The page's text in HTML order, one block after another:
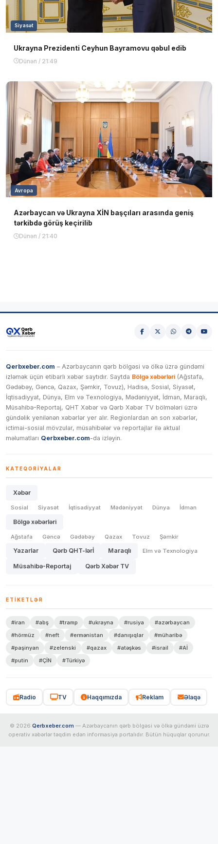
Siyasət
Ukrayna Prezidenti Ceyhun Bayramovu qəbul edib
Dünən / 21:49
Avropa
Azərbaycan və Ukrayna XİN başçıları arasında geniş
tərkibdə görüş keçirilib
Dünən / 21:40
Qerbxeber.com – Azərbaycanın qərb bölgəsi və ölkə üzrə gündəmi
izləmək üçün etibarlı xəbər saytıdır. Saytda Bölgə xəbərləri (Ağstafa,
Gədəbəy, Gəncə, Qazax, Şəmkir, Tovuz), Hadisə, Sosial, Siyasət,
İqtisadiyyat, Dünya, Elm və Texnologiya, Mədəniyyət, İdman, Maraqlı,
Müsahibə-Reportaj, QHT Xəbər və Qərb Xəbər TV bölmələri üzrə
gündəlik yenilənən xəbərlər yer alır. Regionlardan ən son xəbərlər,
ictimai-sosial mövzular, müsahibələr və reportajlar ilə aktual
məlumatları Qerbxeber.com-da izləyin.
KATEQORIYALAR
Xəbər
Sosial Siyasət İqtisadiyyat Mədəniyyət Dünya İdman
Bölgə xəbərləri
Ağstafa Gəncə Gədəbəy Qazax Tovuz Şəmkir
Yazarlar Qərb QHT-lərİ Maraqlı Elm və Texnologiya
Müsahibə-Reportaj Qərb Xəbər TV
ETIKETLƏR
#iran #abş #tramp #ukrayna #rusiya
#azərbaycan
#hörmüz
#neft #ermənistan #danışıqlar
#müharibə
#paşinyan
#zelenski #qazax #atəşkəs #israil
#Aİ
#putin
#ÇİN #Türkiyə
Radio TV Haqqımızda Reklam Əlaqə
© 2026 Qerbxeber.com — Azərbaycanın qərb bölgəsi və ölkə gündəmi üzrə
operativ xəbərlər təqdim edən informasiya portalıdır. Bütün hüquqlar qorunur.